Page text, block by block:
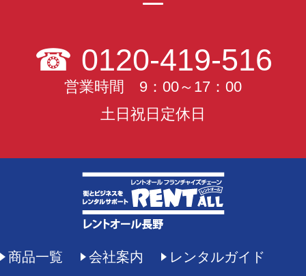
☎ 0120-419-516
営業時間 9：00～17：00
土日祝日定休日
商品一覧 会社案内
レンタルガイド